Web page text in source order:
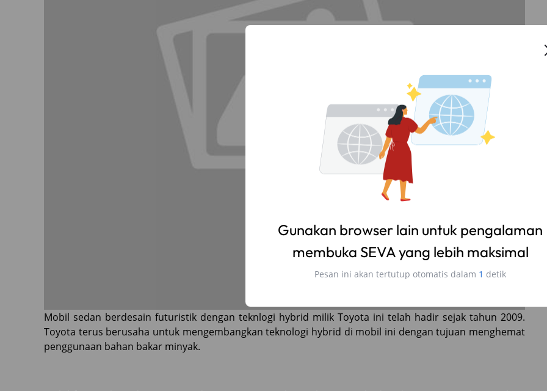
Mobil sedan berdesain futuristik dengan teknlogi hybrid milik Toyota ini telah hadir sejak tahun 2009.
Toyota terus berusaha untuk mengembangkan teknologi hybrid di mobil ini dengan tujuan menghemat
penggunaan bahan bakar minyak.